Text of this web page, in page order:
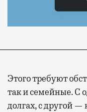
Этого требуют
так и семейные. С
долгах, с другой